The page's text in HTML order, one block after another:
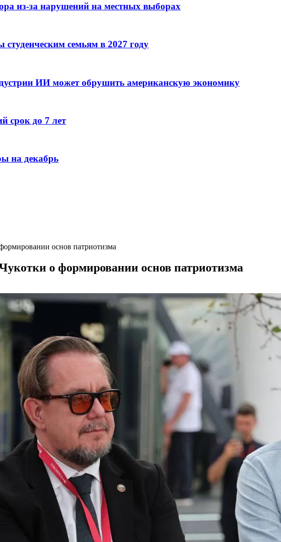
из-за нарушений на местных выборах
семьям в 2027 году
ИИ может обрушить американскую экономику
срок до 7 лет
на декабрь
основ патриотизма
о формировании основ патриотизма